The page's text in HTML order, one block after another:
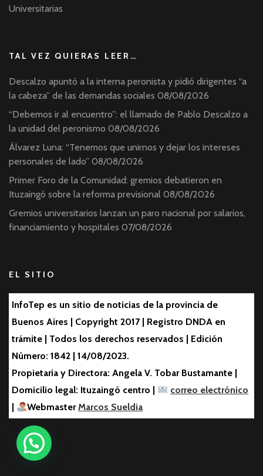
Universitarias
TAL VEZ QUIERAS LEER…
Descalzo apuntó a la interna peronista y pidió dirigentes “a
la cabeza” de las demandas sociales 08/08/2026
“Debemos ir al encuentro”: el llamado de Pablo Descalzo a
la unidad del peronismo 08/08/2026
Álvarez Luna: “Tenemos que unirnos y dejar los intereses
personales de lado” 08/08/2026
Primer Foro de la Comunidad: gremios debatieron en
Ituzaingó sobre la reforma previsional 08/08/2026
Gremios universitarios lanzan un paro nacional por salarios,
financiamiento y hospitales 07/08/2026
EL SITIO
InfoTep es un sitio de noticias de la provincia de
Buenos Aires | Copyright 2017 | Registro DNDA en
trámite | Todos los derechos reservados | Edición
Número: 1842 | 14/08/2023.
Propietaria y Directora: Angela V. Tobar Bustamante |
Domicilio legal: Ituzaingó centro |
correo electrónico
|
WebmasterMarcos Sueldia